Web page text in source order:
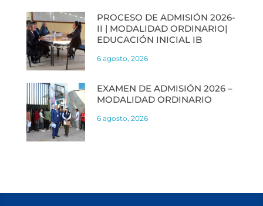
PROCESO DE ADMISIÓN 2026-
II | MODALIDAD ORDINARIO|
EDUCACIÓN INICIAL IB
6 agosto, 2026
EXAMEN DE ADMISIÓN 2026 –
MODALIDAD ORDINARIO
6 agosto, 2026